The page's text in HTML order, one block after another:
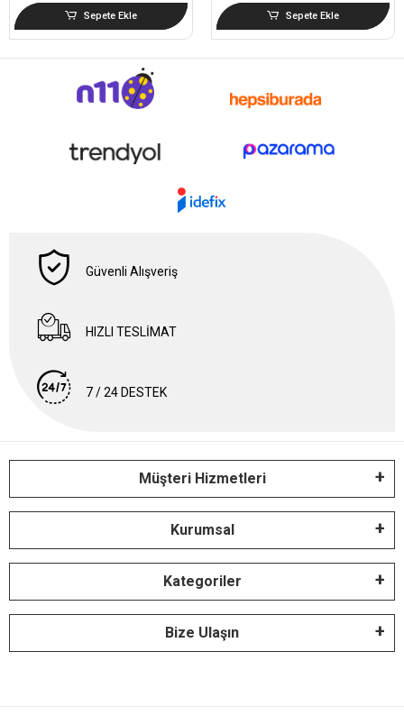
Sepete Ekle Sepete Ekle
Güvenli Alışveriş
HIZLI TESLİMAT
7 / 24 DESTEK
Müşteri Hizmetleri
Kurumsal
Kategoriler
Bize Ulaşın